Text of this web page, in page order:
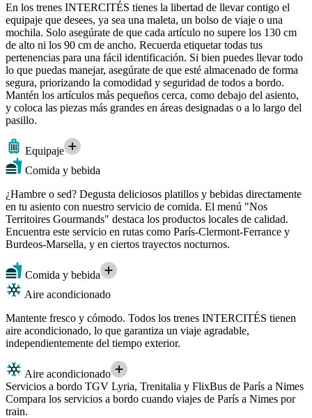
En los trenes INTERCITÉS tienes la libertad de llevar contigo el
equipaje que desees, ya sea una maleta, un bolso de viaje o una
mochila. Solo asegúrate de que cada artículo no supere los 130 cm
de alto ni los 90 cm de ancho. Recuerda etiquetar todas tus
pertenencias para una fácil identificación. Si bien puedes llevar todo
lo que puedas manejar, asegúrate de que esté almacenado de forma
segura, priorizando la comodidad y seguridad de todos a bordo.
Mantén los artículos más pequeños cerca, como debajo del asiento,
y coloca las piezas más grandes en áreas designadas o a lo largo del
pasillo.
Equipaje
Comida y bebida
¿Hambre o sed? Degusta deliciosos platillos y bebidas directamente
en tu asiento con nuestro servicio de comida. El menú "Nos
Territoires Gourmands" destaca los productos locales de calidad.
Encuentra este servicio en rutas como París-Clermont-Ferrance y
Burdeos-Marsella, y en ciertos trayectos nocturnos.
Comida y bebida
Aire acondicionado
Mantente fresco y cómodo. Todos los trenes INTERCITÉS tienen
aire acondicionado, lo que garantiza un viaje agradable,
independientemente del tiempo exterior.
Aire acondicionado
Servicios a bordo TGV Lyria, Trenitalia y FlixBus de París a Nimes
Compara los servicios a bordo cuando viajes de París a Nimes por
train.